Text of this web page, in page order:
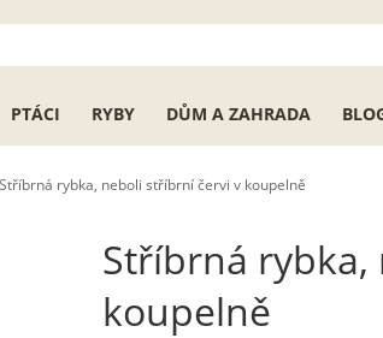
PTÁCI RYBY DŮM A ZAHRADA
Stříbrná rybka, neboli stříbrní červi v koupelně
Stříbrná
koupelně